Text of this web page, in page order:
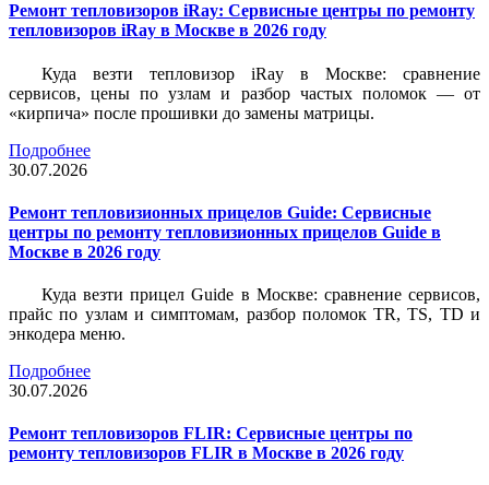
Ремонт тепловизоров iRay: Сервисные центры по ремонту
тепловизоров iRay в Москве в 2026 году
Куда везти тепловизор iRay в Москве: сравнение
сервисов, цены по узлам и разбор частых поломок — от
«кирпича» после прошивки до замены матрицы.
Подробнее
30.07.2026
Ремонт тепловизионных прицелов Guide: Сервисные
центры по ремонту тепловизионных прицелов Guide в
Москве в 2026 году
Куда везти прицел Guide в Москве: сравнение сервисов,
прайс по узлам и симптомам, разбор поломок TR, TS, TD и
энкодера меню.
Подробнее
30.07.2026
Ремонт тепловизоров FLIR: Сервисные центры по
ремонту тепловизоров FLIR в Москве в 2026 году